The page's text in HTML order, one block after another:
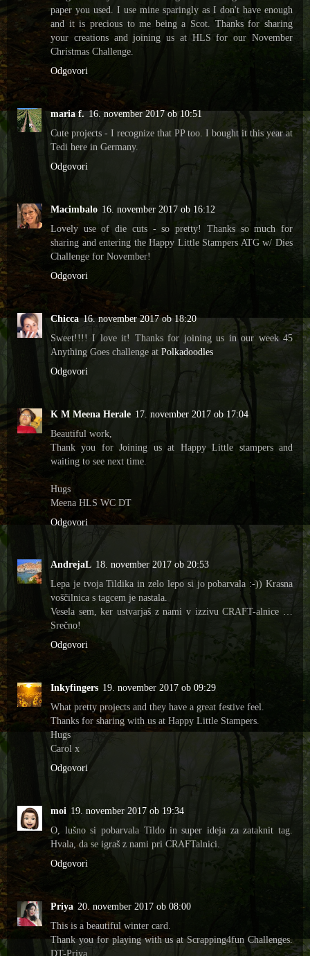
paper you used. I use mine sparingly as I don't have enough
and it is precious to me being a Scot. Thanks for sharing
your creations and joining us at HLS for our November
Christmas Challenge.
Odgovori
maria f. 16. november 2017 ob 10:51
Cute projects - I recognize that PP too. I bought it this year at
Tedi here in Germany.
Odgovori
Macimbalo 16. november 2017 ob 16:12
Lovely use of die cuts - so pretty! Thanks so much for
sharing and entering the Happy Little Stampers ATG w/ Dies
Challenge for November!
Odgovori
Chicca 16. november 2017 ob 18:20
Sweet!!!! I love it! Thanks for joining us in our week 45
Anything Goes challenge at Polkadoodles
Odgovori
K M Meena Herale 17. november 2017 ob 17:04
Beautiful work,
Thank you for Joining us at Happy Little stampers and
waiting to see next time.
Hugs
Meena HLS WC DT
Odgovori
AndrejaL 18. november 2017 ob 20:53
Lepa je tvoja Tildika in zelo lepo si jo pobarvala :-)) Krasna
voščilnica s tagcem je nastala.
Vesela sem, ker ustvarjaš z nami v izzivu CRAFT-alnice …
Srečno!
Odgovori
Inkyfingers 19. november 2017 ob 09:29
What pretty projects and they have a great festive feel.
Thanks for sharing with us at Happy Little Stampers.
Hugs
Carol x
Odgovori
moi 19. november 2017 ob 19:34
O, lušno si pobarvala Tildo in super ideja za zataknit tag.
Hvala, da se igraš z nami pri CRAFTalnici.
Odgovori
Priya 20. november 2017 ob 08:00
This is a beautiful winter card.
Thank you for playing with us at Scrapping4fun Challenges.
DT-Priya